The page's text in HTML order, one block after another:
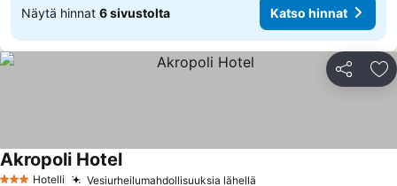
Näytä hinnat 6 sivustolta Katso hinnat
Jaa
Hotelli Vesiurheilumahdollisuuksia lähellä
Akropoli HotelKatso hinnat